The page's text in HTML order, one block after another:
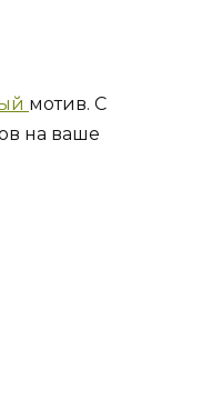
мотив. С
на ваше